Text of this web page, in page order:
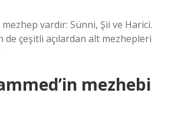
mezhep vardır: Sünni, Şii ve Harici.
de çeşitli açılardan alt mezhepleri
mezhebi